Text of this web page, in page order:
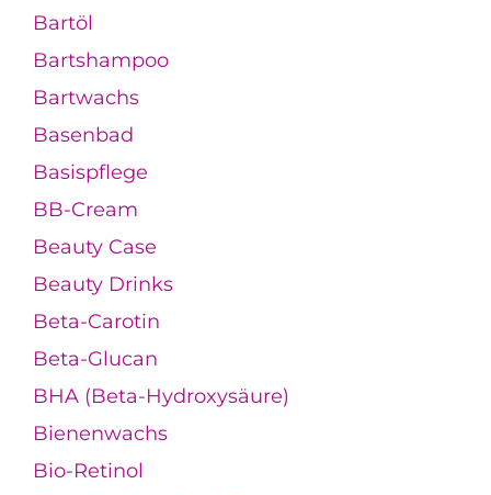
Bartöl
Bartshampoo
Bartwachs
Basenbad
Basispflege
BB-Cream
Beauty Case
Beauty Drinks
Beta-Carotin
Beta-Glucan
BHA (Beta-Hydroxysäure)
Bienenwachs
Bio-Retinol